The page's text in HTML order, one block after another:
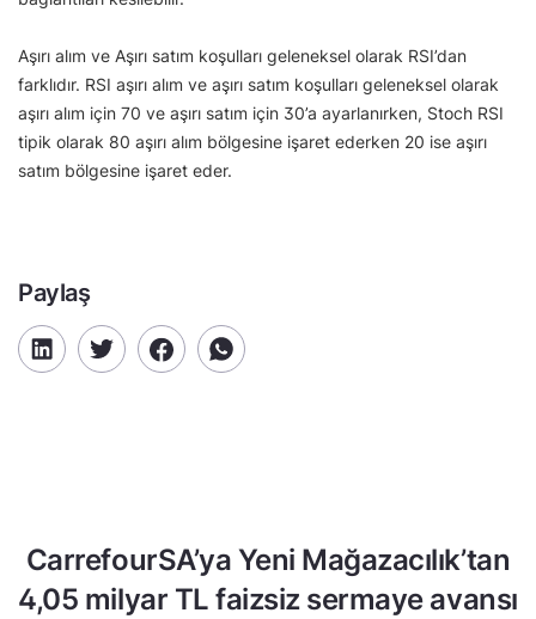
Aşırı alım ve Aşırı satım koşulları geleneksel olarak RSI’dan
farklıdır. RSI aşırı alım ve aşırı satım koşulları geleneksel olarak
aşırı alım için 70 ve aşırı satım için 30’a ayarlanırken, Stoch RSI
tipik olarak 80 aşırı alım bölgesine işaret ederken 20 ise aşırı
satım bölgesine işaret eder.
Paylaş
CarrefourSA’ya Yeni Mağazacılık’tan
4,05 milyar TL faizsiz sermaye avansı